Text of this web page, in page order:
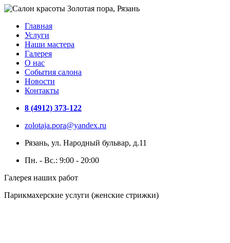
Главная
Услуги
Наши мастера
Галерея
О нас
События салона
Новости
Контакты
8 (4912) 373-122
zolotaja.pora@yandex.ru
Рязань, ул. Народный бульвар, д.11
Пн. - Вс.: 9:00 - 20:00
Галерея наших работ
Парикмахерские услуги (женские стрижки)